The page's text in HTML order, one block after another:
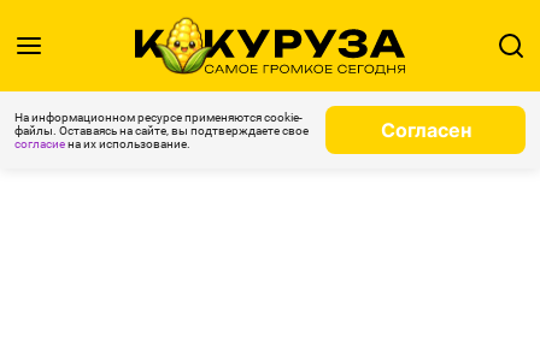
На информационном ресурсе применяются cookie-
файлы. Оставаясь на сайте, вы подтверждаете свое
согласиена их использование.
Согласен